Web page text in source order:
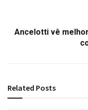
Ancelotti vê
Related Posts